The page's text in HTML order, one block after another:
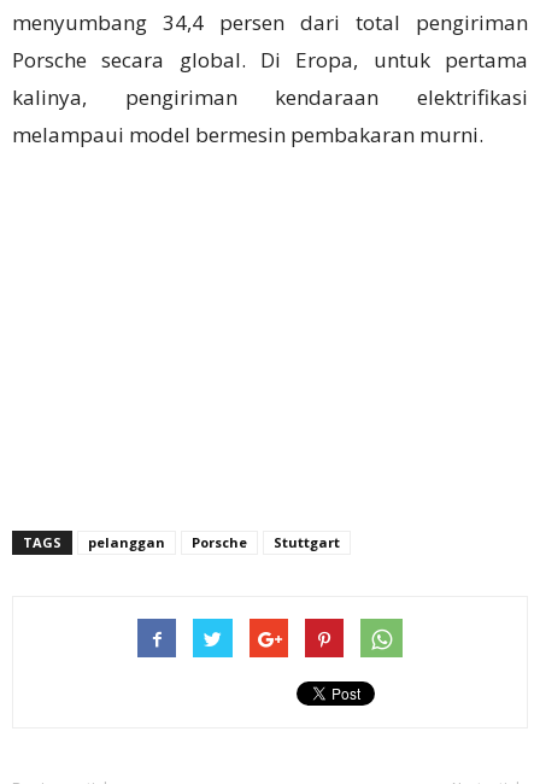
menyumbang 34,4 persen dari total pengiriman
Porsche secara global. Di Eropa, untuk pertama
kalinya, pengiriman kendaraan elektrifikasi
melampaui model bermesin pembakaran murni.
TAGS pelanggan Porsche Stuttgart